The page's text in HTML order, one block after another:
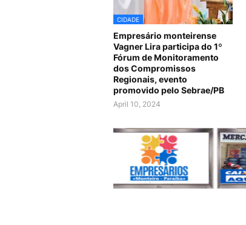
CIDADE
Empresário monteirense
Vagner Lira participa do 1º
Fórum de Monitoramento
dos Compromissos
Regionais, evento
promovido pelo Sebrae/PB
April 10, 2024